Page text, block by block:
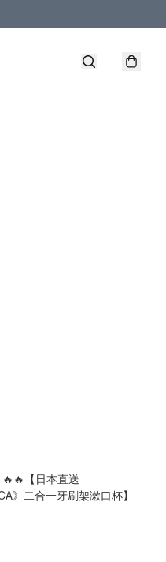
🔥🔥【日本直送
》二合一牙刷架漱口杯】